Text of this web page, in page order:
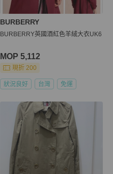
BURBERRY
BURBERRY英國酒紅色羊絨大衣UK6
MOP 5,112
現折 200
狀況良好 台灣 免運